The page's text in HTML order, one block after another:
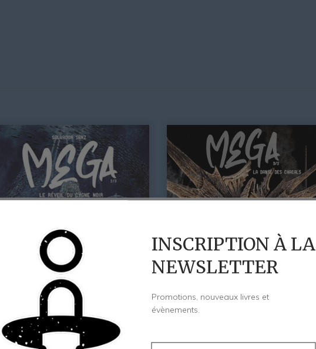
INSCRIPTION À LA
NEWSLETTER
Promotions, nouveaux livres et
évènements.